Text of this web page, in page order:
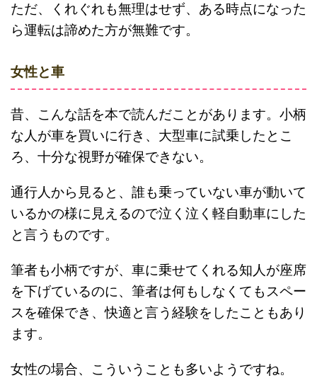
ただ、くれぐれも無理はせず、ある時点になった
ら運転は諦めた方が無難です。
女性と車
昔、こんな話を本で読んだことがあります。小柄
な人が車を買いに行き、大型車に試乗したとこ
ろ、十分な視野が確保できない。
通行人から見ると、誰も乗っていない車が動いて
いるかの様に見えるので泣く泣く軽自動車にした
と言うものです。
筆者も小柄ですが、車に乗せてくれる知人が座席
を下げているのに、筆者は何もしなくてもスペー
スを確保でき、快適と言う経験をしたこともあり
ます。
女性の場合、こういうことも多いようですね。